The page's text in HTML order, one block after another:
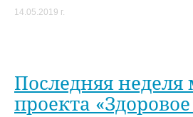
14.05.2019 г.
Последняя неделя
проекта